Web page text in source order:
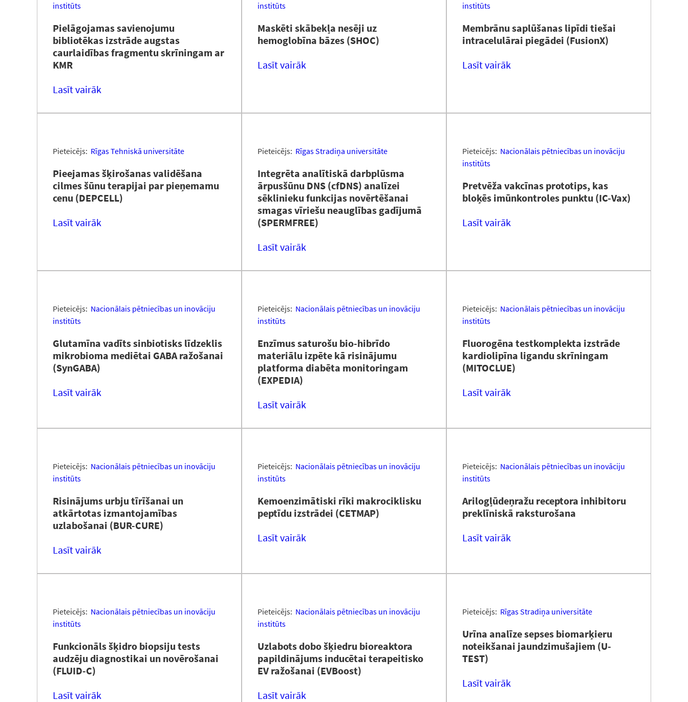
institūts
Pielāgojamas savienojumu
bibliotēkas izstrāde augstas
caurlaidības fragmentu skrīningam ar
KMR
Lasīt vairāk
institūts
Maskēti skābekļa nesēji uz
hemoglobīna bāzes (SHOC)
Lasīt vairāk
institūts
Membrānu saplūšanas lipīdi tiešai
intracelulārai piegādei (FusionX)
Lasīt vairāk
Pieteicējs: Rīgas Tehniskā universitāte
Pieejamas šķirošanas validēšana
cilmes šūnu terapijai par pieņemamu
cenu (DEPCELL)
Lasīt vairāk
Pieteicējs: Rīgas Stradiņa universitāte
Integrēta analītiskā darbplūsma
ārpusšūnu DNS (cfDNS) analīzei
sēklinieku funkcijas novērtēšanai
smagas vīriešu neauglības gadījumā
(SPERMFREE)
Lasīt vairāk
Pieteicējs: Nacionālais pētniecības un inovāciju
institūts
Pretvēža vakcīnas prototips, kas
bloķēs imūnkontroles punktu (IC-Vax)
Lasīt vairāk
Pieteicējs: Nacionālais pētniecības un inovāciju
institūts
Glutamīna vadīts sinbiotisks līdzeklis
mikrobioma mediētai GABA ražošanai
(SynGABA)
Lasīt vairāk
Pieteicējs: Nacionālais pētniecības un inovāciju
institūts
Enzīmus saturošu bio-hibrīdo
materiālu izpēte kā risinājumu
platforma diabēta monitoringam
(EXPEDIA)
Lasīt vairāk
Pieteicējs: Nacionālais pētniecības un inovāciju
institūts
Fluorogēna testkomplekta izstrāde
kardiolipīna ligandu skrīningam
(MITOCLUE)
Lasīt vairāk
Pieteicējs: Nacionālais pētniecības un inovāciju
institūts
Risinājums urbju tīrīšanai un
atkārtotas izmantojamības
uzlabošanai (BUR-CURE)
Lasīt vairāk
Pieteicējs: Nacionālais pētniecības un inovāciju
institūts
Kemoenzimātiski rīki makrociklisku
peptīdu izstrādei (CETMAP)
Lasīt vairāk
Pieteicējs: Nacionālais pētniecības un inovāciju
institūts
Arilogļūdeņražu receptora inhibitoru
preklīniskā raksturošana
Lasīt vairāk
Pieteicējs: Nacionālais pētniecības un inovāciju
institūts
Funkcionāls šķidro biopsiju tests
audzēju diagnostikai un novērošanai
(FLUID-C)
Lasīt vairāk
Pieteicējs: Nacionālais pētniecības un inovāciju
institūts
Uzlabots dobo šķiedru bioreaktora
papildinājums inducētai terapeitisko
EV ražošanai (EVBoost)
Lasīt vairāk
Pieteicējs: Rīgas Stradiņa universitāte
Urīna analīze sepses biomarķieru
noteikšanai jaundzimušajiem (U-
TEST)
Lasīt vairāk